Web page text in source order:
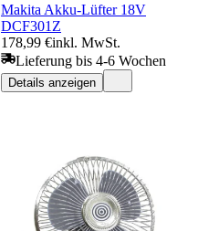
Makita Akku-Lüfter 18V
DCF301Z
178,99 €inkl. MwSt.
Lieferung bis 4-6 Wochen
Details anzeigen